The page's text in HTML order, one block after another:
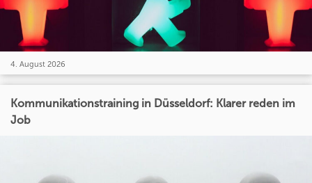
4. August 2026
Kommunikationstraining in Düsseldorf: Klarer reden im
Job